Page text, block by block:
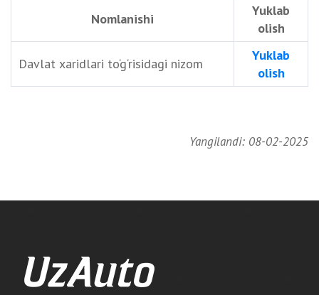
Nomlanishi
Yuklab
olish
Davlat xaridlari to‘g‘risidagi nizom
Yuklab
olish
Yangilandi: 08-02-2025